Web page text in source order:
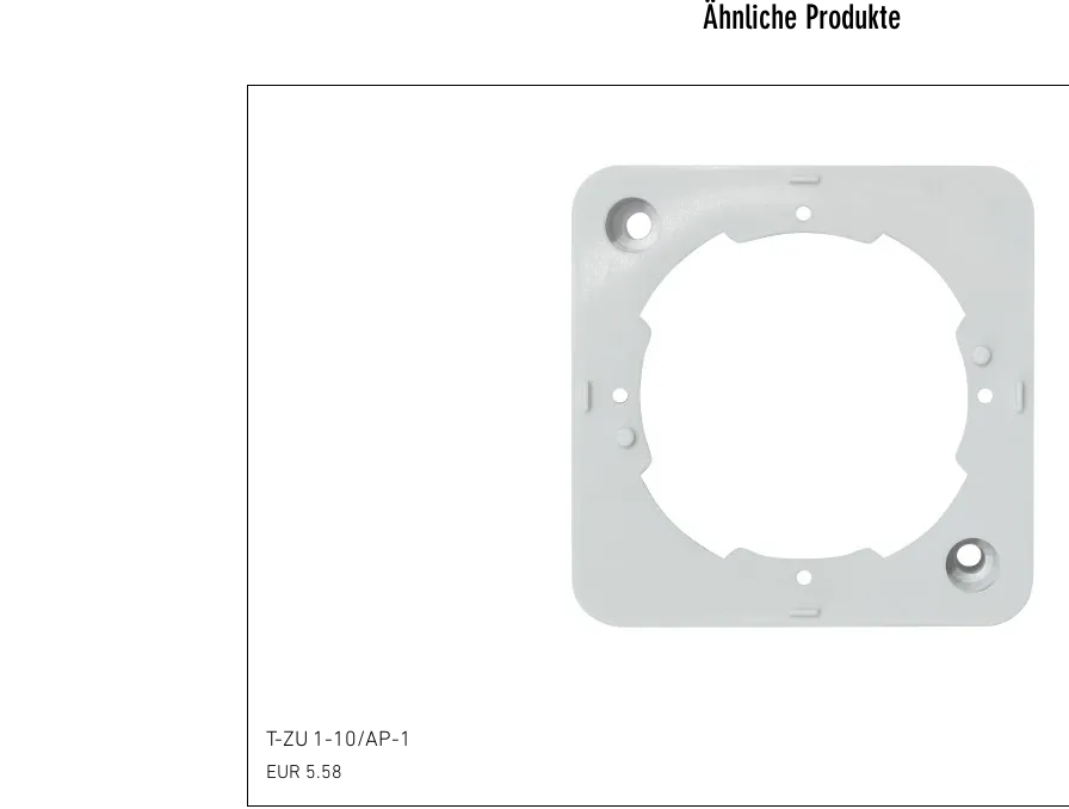
Ähnliche Produkte
T-ZU 1-10/AP-1
Preis
EUR 5.58